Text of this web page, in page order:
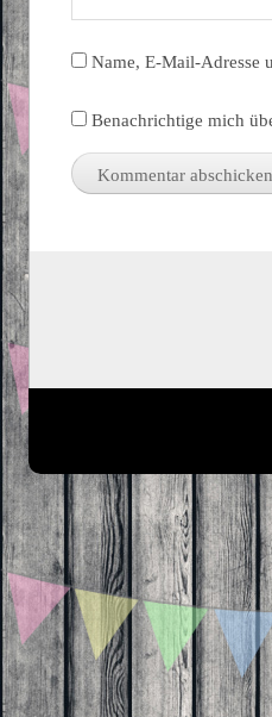
Name, E-Mail-Adresse
Benachrichtige mich